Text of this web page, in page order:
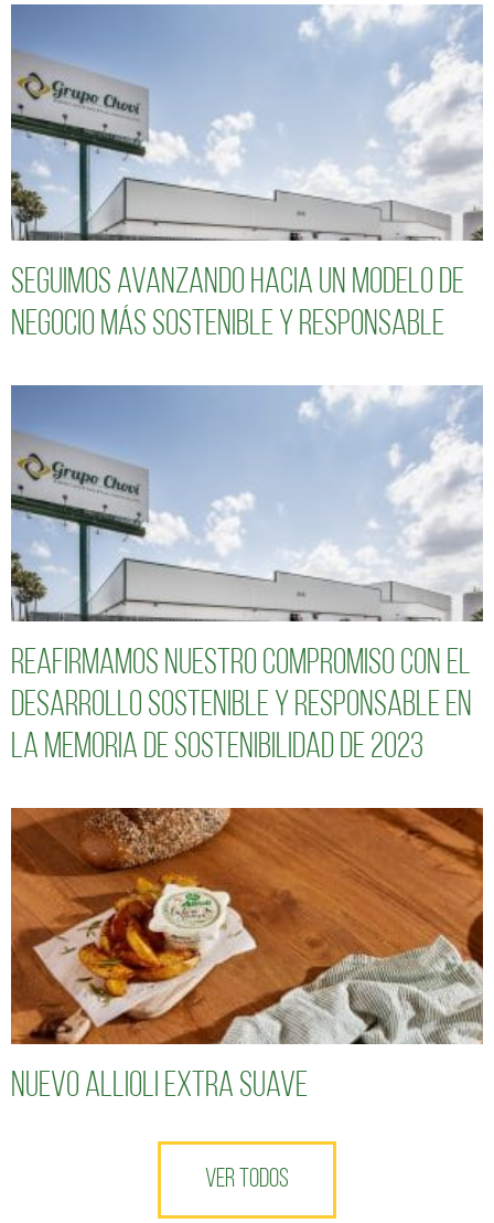
Seguimos avanzando hacia un modelo de
negocio más sostenible y responsable
Reafirmamos nuestro compromiso con el
desarrollo sostenible y responsable en
la Memoria de Sostenibilidad de 2023
Nuevo Allioli Extra Suave
VER TODOS